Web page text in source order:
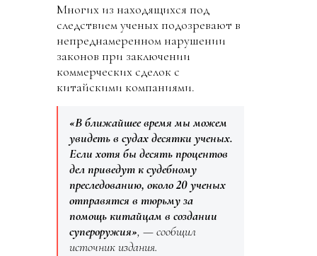
Многих из находящихся под
следствием ученых подозревают в
непреднамеренном нарушении
законов при заключении
коммерческих сделок с
китайскими компаниями.
«В ближайшее время мы можем
увидеть в судах десятки ученых.
Если хотя бы десять процентов
дел приведут к судебному
преследованию, около 20 ученых
отправятся в тюрьму за
помощь китайцам в создании
супероружия», — сообщил
источник издания.